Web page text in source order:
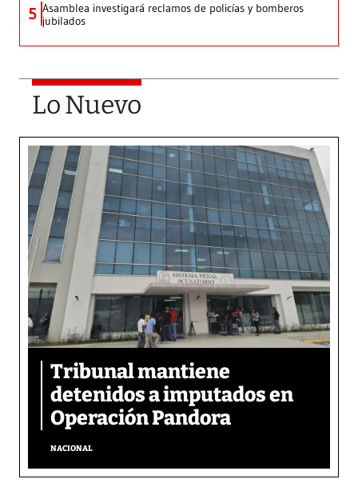
5 Asamblea investigará reclamos de policías y bomberos
jubilados
Lo Nuevo
Tribunal mantiene
detenidos a imputados en
Operación Pandora
NACIONAL